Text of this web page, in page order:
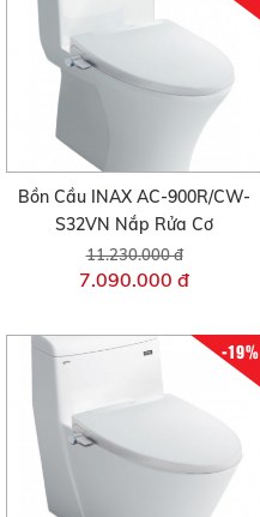
Bồn Cầu INAX AC-900R/CW-
S32VN Nắp Rửa Cơ
11.230.000 đ
7.090.000 đ
-19%